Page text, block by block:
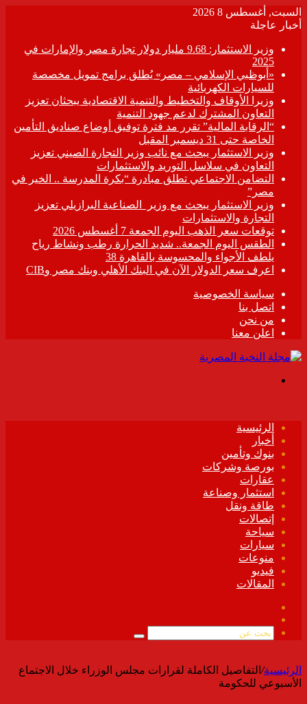
السبت, أغسطس 8 2026
أخبار عاجلة
وزير الاستثمار: 9.68 مليار دولار تجارة مصر والإمارات في
2025
«أبوظبي الإسلامي – مصر» يُطلق برامج تمويل مخصصة
للسيارات الكهربائية
وزيرا الأوقاف والتخطيط والتنمية الاقتصادية يبحثان تعزيز
التعاون المشترك لدعم جهود التنمية
“الرقابة المالية” تقرر مد فترة توفيق أوضاع صناديق التأمين
الخاصة حتى 31 ديسمبر المقبل
وزير الاستثمار يبحث مع نائب وزير التجارة الصيني تعزيز
التعاون في سلاسل التوريد والاستثمارات
التضامن الاجتماعي تطلق مبادرة “بكرة المدرسة .. الخير في
مصر”
وزير الاستثمار يبحث مع وزير الصناعية البرازيلي تعزيز
التجارة والاستثمارات
توقعات سعر الذهب اليوم الجمعة 7 أغسطس 2026
الطقس اليوم الجمعة.. شديد الحرارة رطب ونشاط رياح
يلطف الأجواء والمحسوسة بالقاهرة 38
اعرف سعر الدولار الآن في البنك الأهلي وبنك مصر وCIB
سياسة الخصوصية
اتصل بنا
من نحن
اعلن معنا
الرئيسية
أخبار
بنوك وتأمين
بورصة وشركات
عقارات
استثمار وصناعة
طاقة ونقل
إتصالات
سياحة
سيارات
منوعات
فيديو
المقالات
الموقع
بحث
الرئيسية/ التفاصيل الكاملة لقرارات مجلس الوزراء خلال الاجتماع
الأسبوعي للحكومة